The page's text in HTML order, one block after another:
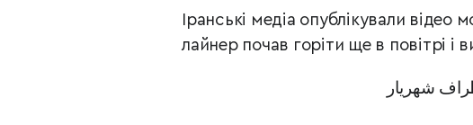
Іранські медіа опублікували
лайнер почав горіти ще в повітрі і
شهریار